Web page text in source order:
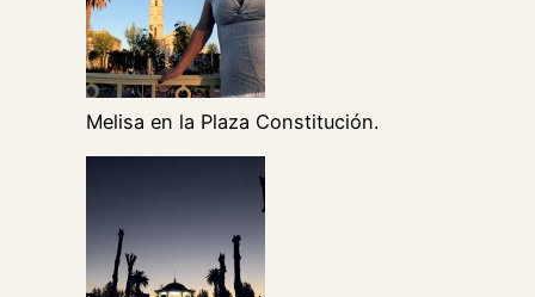
Melisa en la Plaza Constitución.